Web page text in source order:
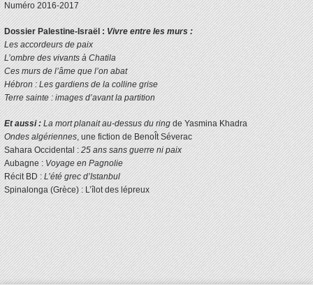
Numéro 2016-2017
Dossier Palestine-Israël :Vivre entre les murs :
Les accordeurs de paix
L’ombre des vivants à Chatila
Ces murs de l’âme que l’on abat
Hébron : Les gardiens de la colline grise
Terre sainte : images d’avant la partition
Et aussi :La mort planait au-dessus du ringde Yasmina Khadra
Ondes algériennes, une fiction de BenoÎt Séverac
Sahara Occidental :25 ans sans guerre ni paix
Aubagne :Voyage en Pagnolie
Récit BD :L’été grec d’Istanbul
Spinalonga (Grèce) : L’îlot des lépreux